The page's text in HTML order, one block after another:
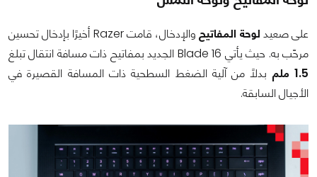
على صعيد لوحة المفاتيح
والإدخال، قامت Razer أخيرًا بإدخال تحسين
مرحّب به. حيث يأتي Blade 16 الجديد بمفاتيح ذات مسافة انتقال تبلغ
1.5 ملم
بدلاً من آلية الضغط السطحية ذات المسافة القصيرة في
الأجيال السابقة.